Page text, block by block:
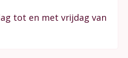
tot en met vrijdag van